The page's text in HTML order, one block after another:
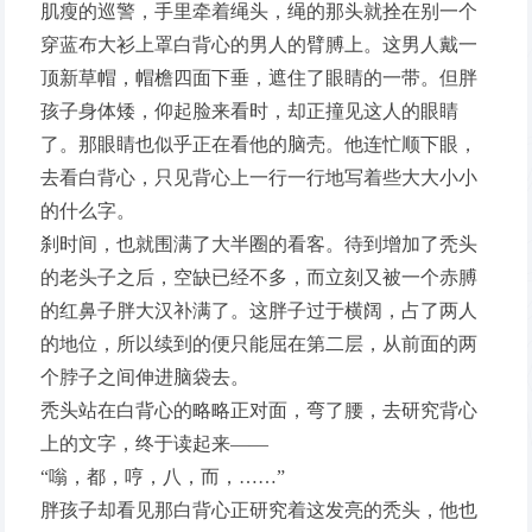
肌瘦的巡警，手里牵着绳头，绳的那头就拴在别一个
穿蓝布大衫上罩白背心的男人的臂膊上。这男人戴一
顶新草帽，帽檐四面下垂，遮住了眼睛的一带。但胖
孩子身体矮，仰起脸来看时，却正撞见这人的眼睛
了。那眼睛也似乎正在看他的脑壳。他连忙顺下眼，
去看白背心，只见背心上一行一行地写着些大大小小
的什么字。
刹时间，也就围满了大半圈的看客。待到增加了秃头
的老头子之后，空缺已经不多，而立刻又被一个赤膊
的红鼻子胖大汉补满了。这胖子过于横阔，占了两人
的地位，所以续到的便只能屈在第二层，从前面的两
个脖子之间伸进脑袋去。
秃头站在白背心的略略正对面，弯了腰，去研究背心
上的文字，终于读起来——
“嗡，都，哼，八，而，……”
胖孩子却看见那白背心正研究着这发亮的秃头，他也